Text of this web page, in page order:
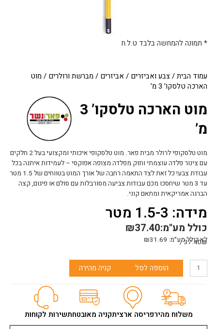
עמוד הבית/צבע ואביזרים / אביזרים /מברשת ורולרים / מוט
הארכה טלסקו’ 3 מ’
מוט הארכה טלסקו’ 3
מ’
מוט טלסקופי לרולר מבית פאר. מוט טלסקופי איכותי ומקצועי בעל 2 חלקים
עם צינור פלדה עוצמתי וחזק מפלדה מצופה אפוקסי – לעמידות איתנה בכל
עבודת צבע! כל זאת לצד התאמה רחבה של אורך המוט בטווחים של 1.5 מטר
עד 3 מטר שיחסכו מכם עבודות צביעה מסורבלות עם סולם או פיגום, קצה
הברגה אמריקאית ומתאם קוני.
מידה: 1.5-3 מטר
₪37.40כולל מע"מ:
לא כולל מע״מ: ₪31.69
37.40₪ /
כמות
הוספה לסל קניה מהירה
משלוח מהירפריסה ארציתקניה מאובטחתשירות לקוחות
* תמונה להמחשה בלבד ט.ל.ח